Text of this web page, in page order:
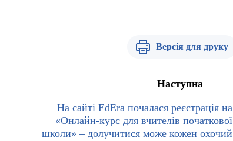
Версія для друку
Наступна
На сайті EdEra почалася реєстрація на
«Онлайн-курс для вчителів початкової
школи» – долучитися може кожен охочий